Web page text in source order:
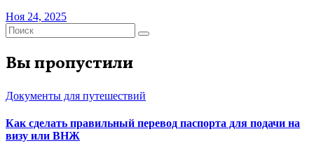
Ноя 24, 2025
Вы пропустили
Документы для путешествий
Как сделать правильный перевод паспорта для подачи на
визу или ВНЖ